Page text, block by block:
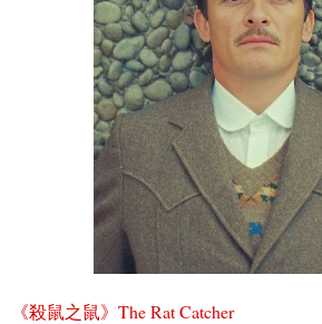
《殺鼠之鼠》 The Rat Catcher